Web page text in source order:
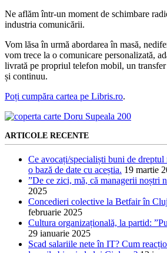
Ne aflăm într-un moment de schimbare
industria comunicării.
Vom lăsa în urmă abordarea în masă,
vom trece la o comunicare personalizată,
livrată pe propriul telefon mobil, un
și continuu.
Poți cumpăra cartea pe Libris.ro.
ARTICOLE RECENTE
Ce avocați/specialiști buni de
o bază de date cu aceștia. 19 martie
”De ce zici, mă, că managerii noștri
2025
Concedieri colective la Betfair în
februarie 2025
Cultura organizațională, la partid:
29 ianuarie 2025
Scad salariile nete în IT? Cum